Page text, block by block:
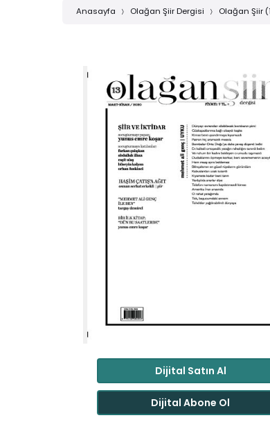
Anasayfa Olağan Şiir Dergisi Olağan Şiir
Dijital Satın Al
Dijital Abone Ol